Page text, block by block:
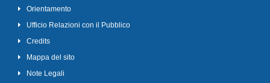
Orientamento
Ufficio Relazioni con il Pubblico
Credits
Mappa del sito
Note Legali